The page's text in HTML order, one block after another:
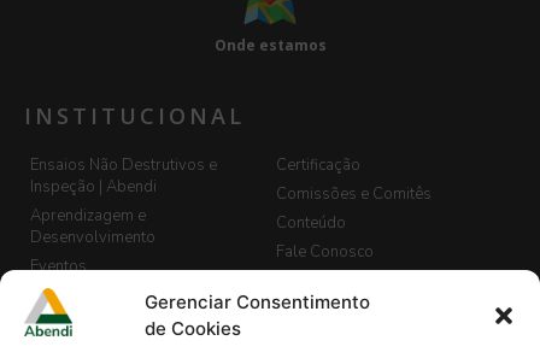
Gerenciar Consentimento
de Cookies
Onde estamos
INSTITUCIONAL
Ensaios Não Destrutivos e
Inspeção | Abendi
Aprendizagem e
Desenvolvimento
Eventos
Banco de Currículos
Cadastro de Vagas
Certificação
Comissões e Comitês
Conteúdo
Fale Conosco
Guia de END, Inspeção e